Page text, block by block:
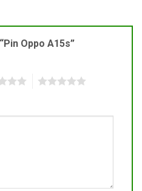
Oppo A15s”